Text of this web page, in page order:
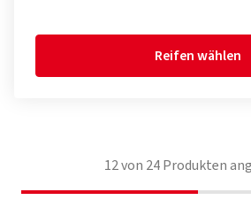
Reifen wählen
12von 24Produkten